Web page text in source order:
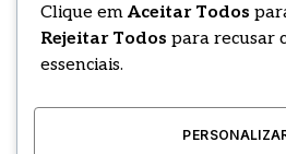
Banda Eva
Clique em Aceitar Todos
Rejeitar Todos para recusar
essenciais.